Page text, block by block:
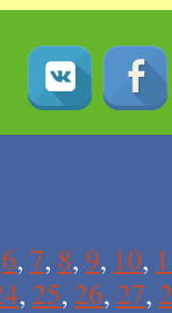
6, 7, 8, 9, 10,
, 25, 26, 27,